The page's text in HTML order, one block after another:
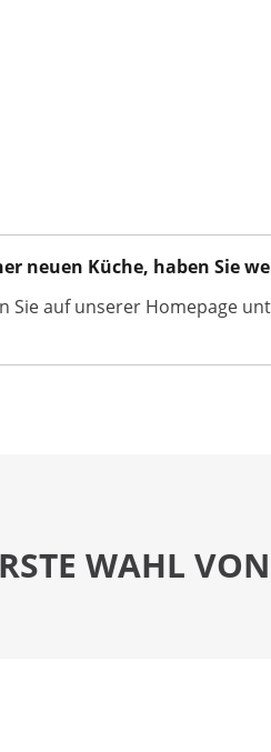
neuen Küche, haben Sie
Sie auf unserer Homepage
WAHL